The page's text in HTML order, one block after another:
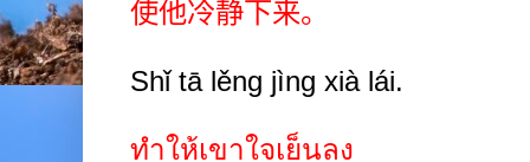
使他冷静下来。
Shǐ tā lěng jìng xià lái.
ทำให้เขาใจเย็นลง